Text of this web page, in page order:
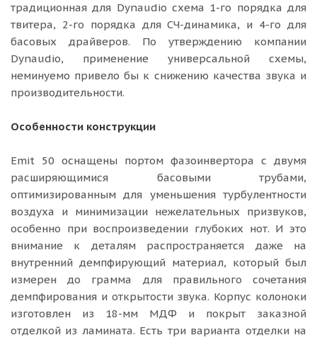
традиционная для Dynaudio схема 1-го порядка для
твитера, 2-го порядка для СЧ-динамика, и 4-го для
басовых драйверов. По утверждению компании
Dynaudio, применение универсальной схемы,
неминуемо привело бы к снижению качества звука и
производительности.
Особенности конструкции
Emit 50 оснащены портом фазоинвертора с двумя
расширяющимися басовыми трубами,
оптимизированным для уменьшения турбулентности
воздуха и минимизации нежелательных призвуков,
особенно при воспроизведении глубоких нот. И это
внимание к деталям распространяется даже на
внутренний демпфирующий материал, который был
измерен до грамма для правильного сочетания
демпфирования и открытости звука. Корпус колоноки
изготовлен из 18-мм МДФ и покрыт заказной
отделкой из ламината. Есть три варианта отделки на